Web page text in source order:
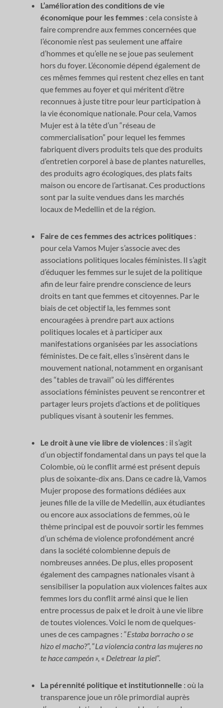
L’amélioration des conditions de vie
économique pour les femmes : cela consiste à
faire comprendre aux femmes concernées que
l’économie n’est pas seulement une affaire
d’hommes et qu’elle ne se joue pas seulement
hors du foyer. L’économie dépend également de
ces mêmes femmes qui restent chez elles en tant
que femmes au foyer et qui méritent d’être
reconnues à juste titre pour leur participation à
la vie économique nationale. Pour cela, Vamos
Mujer est à la tête d’un “réseau de
commercialisation” pour lequel les femmes
fabriquent divers produits tels que des produits
d’entretien corporel à base de plantes naturelles,
des produits agro écologiques, des plats faits
maison ou encore de l’artisanat. Ces productions
sont par la suite vendues dans les marchés
locaux de Medellin et de la région.
Faire de ces femmes des actrices politiques :
pour cela Vamos Mujer s’associe avec des
associations politiques locales féministes. Il s’agit
d’éduquer les femmes sur le sujet de la politique
afin de leur faire prendre conscience de leurs
droits en tant que femmes et citoyennes. Par le
biais de cet objectif la, les femmes sont
encouragées à prendre part aux actions
politiques locales et à participer aux
manifestations organisées par les associations
féministes. De ce fait, elles s’insèrent dans le
mouvement national, notamment en organisant
des “tables de travail” où les différentes
associations féministes peuvent se rencontrer et
partager leurs projets d’actions et de politiques
publiques visant à soutenir les femmes.
Le droit à une vie libre de violences : il s’agit
d’un objectif fondamental dans un pays tel que la
Colombie, où le conflit armé est présent depuis
plus de soixante-dix ans. Dans ce cadre là, Vamos
Mujer propose des formations dédiées aux
jeunes fille de la ville de Medellin, aux étudiantes
ou encore aux associations de femmes, où le
thème principal est de pouvoir sortir les femmes
d’un schéma de violence profondément ancré
dans la société colombienne depuis de
nombreuses années. De plus, elles proposent
également des campagnes nationales visant à
sensibiliser la population aux violences faites aux
femmes lors du conflit armé ainsi que le lien
entre processus de paix et le droit à une vie libre
de toutes violences. Voici le nom de quelques-
unes de ces campagnes : “Estaba borracho o se
hizo el macho?”, “La violencia contra las mujeres no
te hace campeón », « Deletrear la piel”.
La pérennité politique et institutionnelle : où la
transparence joue un rôle primordial auprès